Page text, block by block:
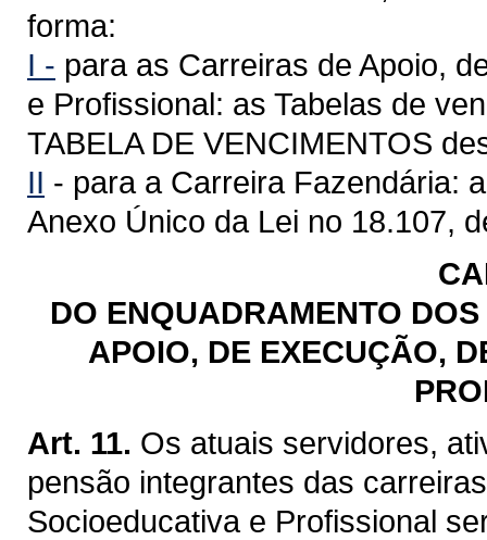
forma:
I - para as Carreiras de Apoio,
e Profissional: as Tabelas de
TABELA DE VENCIMENTOS
II - para a Carreira Fazendária:
Anexo Único da Lei no 18.107,
DO ENQUADRAMENTO
APOIO, DE EXECUÇÃO,
Art. 11. Os atuais servidores,
pensão integrantes das
Socioeducativa e Profissional